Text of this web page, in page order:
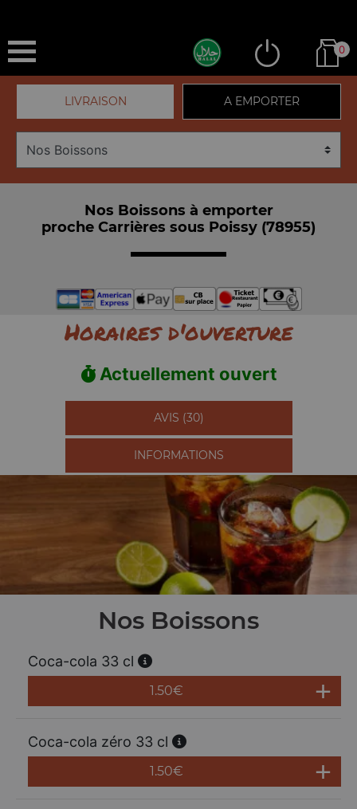
0
LIVRAISON A EMPORTER
Nos Boissons à emporter
proche Carrières sous Poissy (78955)
Horaires d'ouverture
Actuellement ouvert
AVIS (30)
INFORMATIONS
Nos Boissons
Coca-cola 33 cl
1.50€
Coca-cola zéro 33 cl
1.50€